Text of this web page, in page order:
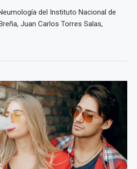
del Instituto Nacional de
Juan Carlos Torres Salas,